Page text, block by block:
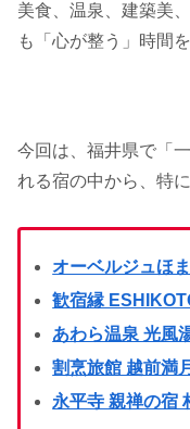
美食、温泉、建築美
も「心が整う」時間
今回は、福井県で「
れる宿の中から、特
オーベルジュほ
歓宿縁
あわら温泉 光風
割烹旅館 越前満月
永平寺 親禅の宿